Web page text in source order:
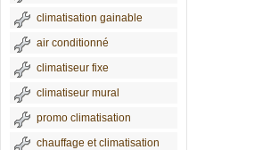
climatisation gainable
air conditionné
climatiseur fixe
climatiseur mural
promo climatisation
chauffage et climatisation